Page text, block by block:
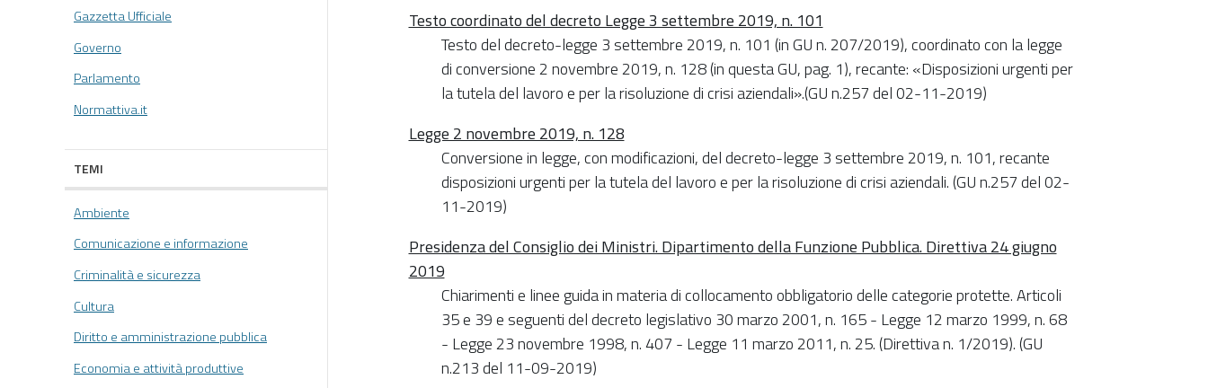
Testo coordinato del decreto Legge 3 settembre 2019, n. 101
Testo del decreto-legge 3 settembre 2019, n. 101 (in GU n. 207/2019), coordinato con la legge
di conversione 2 novembre 2019, n. 128 (in questa GU, pag. 1), recante: «Disposizioni urgenti per
la tutela del lavoro e per la risoluzione di crisi aziendali».(GU n.257 del 02-11-2019)
Legge 2 novembre 2019, n. 128
Conversione in legge, con modificazioni, del decreto-legge 3 settembre 2019, n. 101, recante
disposizioni urgenti per la tutela del lavoro e per la risoluzione di crisi aziendali. (GU n.257 del 02-
11-2019)
Presidenza del Consiglio dei Ministri. Dipartimento della Funzione Pubblica. Direttiva 24 giugno
2019
Chiarimenti e linee guida in materia di collocamento obbligatorio delle categorie protette. Articoli
35 e 39 e seguenti del decreto legislativo 30 marzo 2001, n. 165 - Legge 12 marzo 1999, n. 68
- Legge 23 novembre 1998, n. 407 - Legge 11 marzo 2011, n. 25. (Direttiva n. 1/2019). (GU
n.213 del 11-09-2019)
Gazzetta Ufficiale
Governo
Parlamento
Normattiva.it
TEMI
Ambiente
Comunicazione e informazione
Criminalità e sicurezza
Cultura
Diritto e amministrazione pubblica
Economia e attività produttive